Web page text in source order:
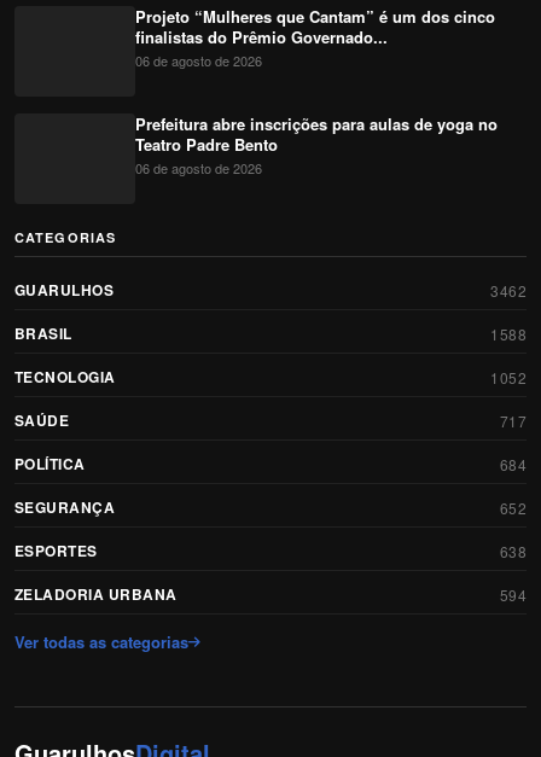
Projeto “Mulheres que Cantam” é um dos cinco
finalistas do Prêmio Governado...
06 de agosto de 2026
Prefeitura abre inscrições para aulas de yoga no
Teatro Padre Bento
06 de agosto de 2026
CATEGORIAS
GUARULHOS 3462
BRASIL 1588
TECNOLOGIA 1052
SAÚDE 717
POLÍTICA 684
SEGURANÇA 652
ESPORTES 638
ZELADORIA URBANA 594
Ver todas as categorias